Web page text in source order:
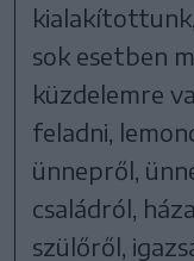
sok esetben
küzdelemre
feladni,
ünnepről,
családról,
szülőről,